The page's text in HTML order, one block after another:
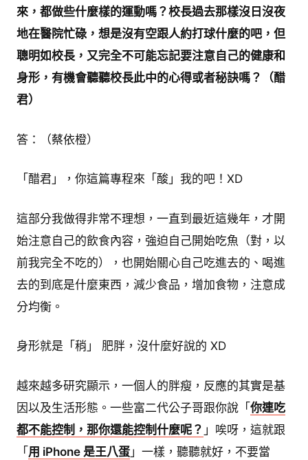
來，都做些什麼樣的運動嗎？校長過去那樣沒日沒夜
地在醫院忙碌，想是沒有空跟人約打球什麼的吧，但
聰明如校長，又完全不可能忘記要注意自己的健康和
身形，有機會聽聽校長此中的心得或者秘訣嗎？（醋
君）
答：（蔡依橙）
「醋君」，你這篇專程來「酸」我的吧！XD
這部分我做得非常不理想，一直到最近這幾年，才開
始注意自己的飲食內容，強迫自己開始吃魚（對，以
前我完全不吃的），也開始關心自己吃進去的、喝進
去的到底是什麼東西，減少食品，增加食物，注意成
分均衡。
身形就是「稍」 肥胖，沒什麼好說的 XD
越來越多研究顯示，一個人的胖瘦，反應的其實是基
因以及生活形態。一些富二代公子哥跟你說「你連吃
都不能控制，那你還能控制什麼呢？ 」唉呀，這就跟
「用 iPhone 是王八蛋 」一樣，聽聽就好，不要當